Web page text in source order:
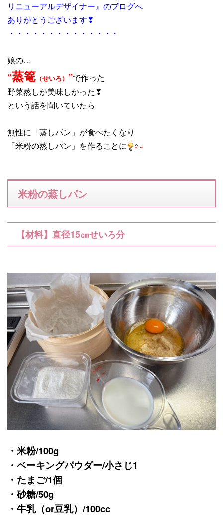
リニューアルデザイナー』のブログへ
ありがとうございます❣
・・・・・・・・・・・・・・
娘の…
“蒸篭 （せいろ） ”で作った
野菜蒸しが美味しかった❣
という話を聞いていたら
無性に「蒸しパン」が食べたくなり
「米粉の蒸しパン」を作ることに
米粉の蒸しパン
【材料】直径15㎝せいろ分
・米粉/100g
・ベーキングパウダー/小さじ1
・たまご/1個
・砂糖/50g
・牛乳（or豆乳）/100cc